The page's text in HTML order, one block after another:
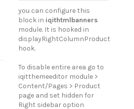
you can configure this
block in iqithtmlbanners
module. It is hooked in
displayRightColumnProduct
hook.
To disable entire area go to
iqitthemeeditor module >
Content/Pages > Product
page and set hidden for
Right sidebar option